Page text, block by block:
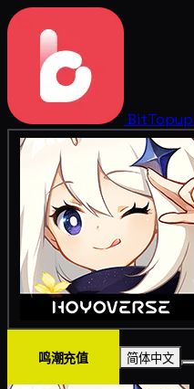
BitTopup
鸣潮充值 简体中文